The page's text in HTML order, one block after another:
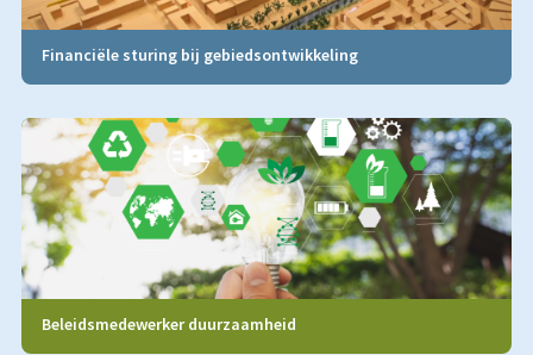
Financiële sturing bij gebiedsontwikkeling
Beleidsmedewerker duurzaamheid